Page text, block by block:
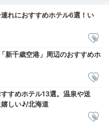
れにおすすめホテル6選！い
新千歳空港」周辺のおすすめホ
すめホテル13選。温泉や送
しい♪/北海道